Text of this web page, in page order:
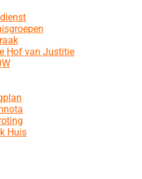
Hof van Justitie
Huis